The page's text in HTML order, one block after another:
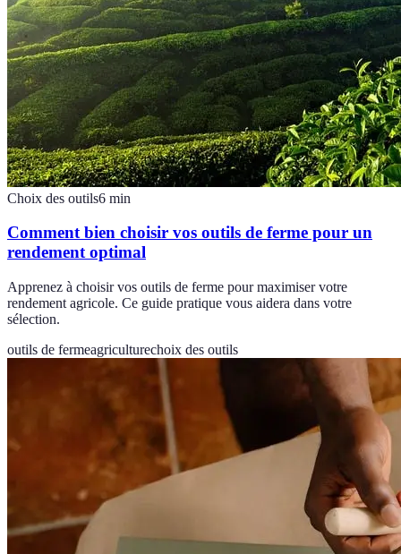
Choix des outils6 min
Comment bien choisir vos outils de ferme pour un
rendement optimal
Apprenez à choisir vos outils de ferme pour maximiser votre
rendement agricole. Ce guide pratique vous aidera dans votre
sélection.
outils de fermeagriculturechoix des outils